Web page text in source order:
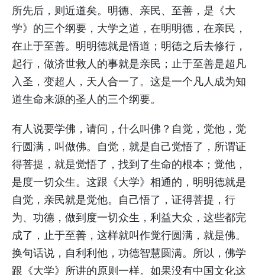
所先后，则近道矣。明德、亲民、至善，是《大
学》的三个纲要，大学之道，在明明德，在亲民，
在止于至善。明明德就是悟道；明德之后去修行，
起行，做济世救人的事就是亲民；止于至善是超凡
入圣，变超人，天人合一了。这是一个凡人成为知
道生命来源的圣人的三个纲要。
有人说要学佛，请问，什么叫佛？自觉，觉他，觉
行圆满，叫做佛。自觉，就是自己觉悟了，所谓证
得菩提，就是觉悟了，找到了生命的根本；觉他，
是度一切众生。这跟《大学》相通的，明明德就是
自觉，亲民就是觉他。自己悟了，证得菩提，行
为、功德，做到度一切众生，利益大众，这些都完
成了，止于至善，这样就叫作觉行圆满，就是佛。
换句话说，自利利他，功德智慧圆满。所以，佛学
跟《大学》所讲的原则一样。如果没有中国文化这